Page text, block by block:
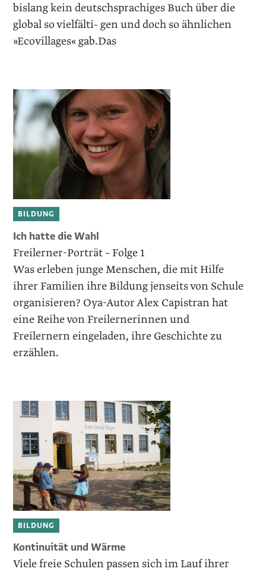
bislang kein deutschsprachiges Buch über die
global so vielfälti- gen und doch so ähnlichen
»Ecovillages« gab.Das
BILDUNG
Ich hatte die Wahl
Freilerner-Porträt – Folge 1
Was erleben junge Menschen, die mit Hilfe
ihrer Familien ihre Bildung jenseits von Schule
organisieren? Oya-Autor Alex Capistran hat
eine Reihe von Freilernerinnen und
Freilernern eingeladen, ihre Geschichte zu
erzählen.
BILDUNG
Kontinuität und Wärme
Viele freie Schulen passen sich im Lauf ihrer